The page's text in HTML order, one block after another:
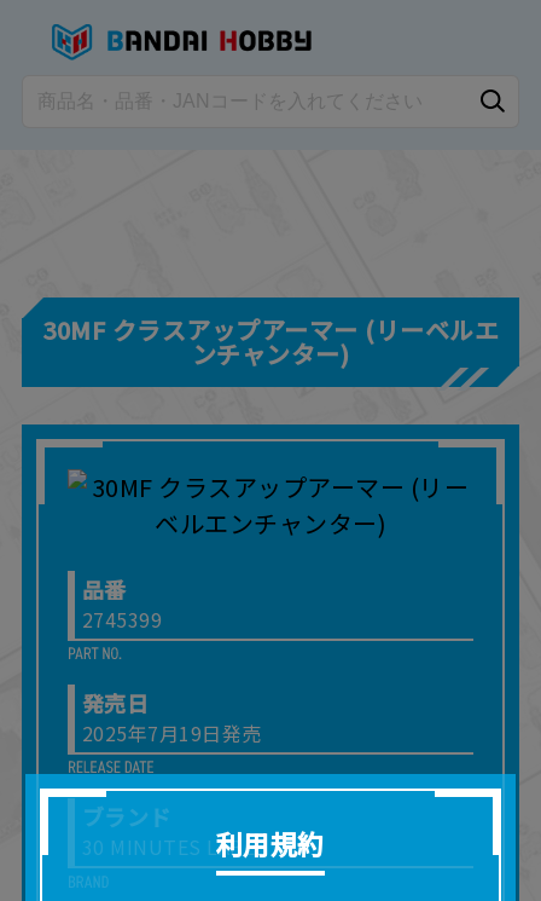
30MF クラスアップアーマー (リーベルエ
ンチャンター)
品番
2745399
発売日
2025年7月19日発売
ブランド
30 MINUTES LABEL利用規約